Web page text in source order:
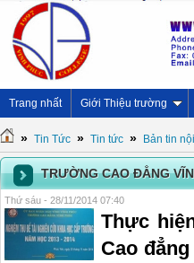
Trang nhất Giới Thiệu trường
» Tin Tức » Tin tức » Bản tin
TRƯỜNG CAO ĐẲNG
Thứ sáu - 28/11/2014 07:40
Thực
Cao